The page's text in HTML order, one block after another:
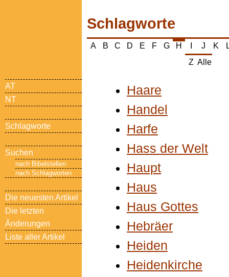
Schlagworte
A B C D E F G H J K
Z Alle
Haare
Handel
Harfe
Hass der Welt
Haupt
Haus
Haus Gottes
Hebräer
Heiden
Heidenkirche
AT
NT
Schlagworte
Suchen
nach Bibelstellen
nach Schlagworten
Die neuesten Artikel
Die letzten
Änderungen
Liste aller Artikel